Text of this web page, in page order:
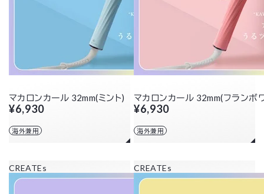
マカロンカール 32mm(ミント)
¥6,930
海外兼用
マカロンカール 32mm(フランボ
¥6,930
海外兼用
CREATEs CREATEs